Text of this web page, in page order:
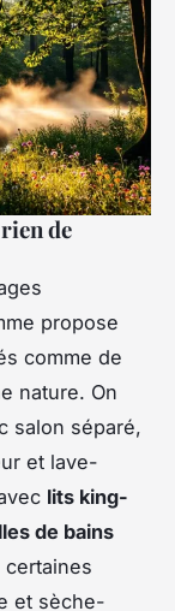
de
propose
comme de
nature. On
salon séparé,
et lave-
lits king-
de bains
certaines
et sèche-